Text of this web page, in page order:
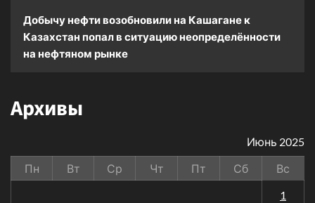
Добычу нефти возобновили на Кашагане к
Казахстан попал в ситуацию неопределённости
на нефтяном рынке
Архивы
Июнь 2025
Пн
Вт Ср Чт Пт Сб
Вс
1